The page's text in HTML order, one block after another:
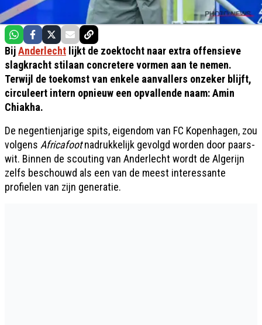
BijAnderlecht lijkt de zoektocht naar extra offensieve
slagkracht stilaan concretere vormen aan te nemen.
Terwijl de toekomst van enkele aanvallers onzeker blijft,
circuleert intern opnieuw een opvallende naam: Amin
Chiakha.
De negentienjarige spits, eigendom van FC Kopenhagen, zou
volgens Africafootnadrukkelijk gevolgd worden door paars-
wit. Binnen de scouting van Anderlecht wordt de Algerijn
zelfs beschouwd als een van de meest interessante
profielen van zijn generatie.